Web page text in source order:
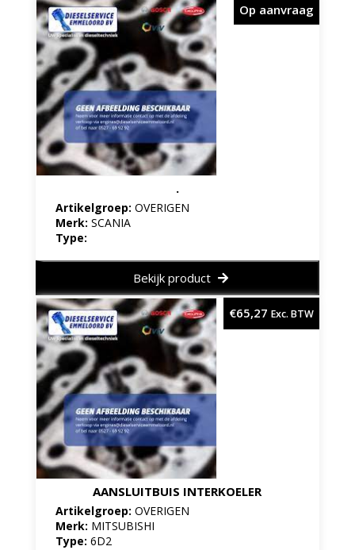
.
Artikelgroep: OVERIGEN
Merk: SCANIA
Type:
Op aanvraag
Bekijk product
AANSLUITBUIS INTERKOELER
Artikelgroep: OVERIGEN
Merk: MITSUBISHI
Type: 6D2
€65,27 Exc. BTW